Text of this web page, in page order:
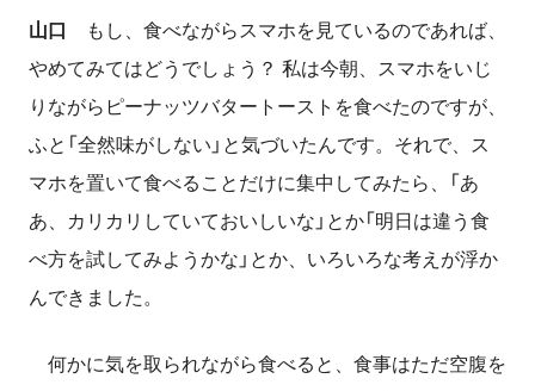
山口 もし、 食べながらスマホを見ているのであれば、
やめてみてはどうでしょう？ 私は今朝、スマホをいじ
りながらピーナッツバタートーストを食べたのですが、
ふと「全然味がしない」と気づいたんです。それで、ス
マホを置いて食べることだけに集中してみたら、「あ
あ、カリカリしていておいしいな」とか「明日は違う食
べ方を試してみようかな」とか、いろいろな考えが浮か
んできました。
何かに気を取られながら食べると、食事はただ空腹を